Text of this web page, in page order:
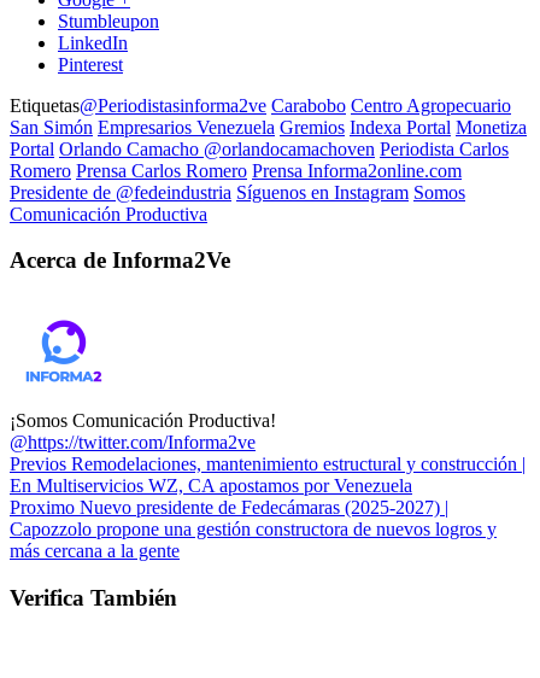
Stumbleupon
LinkedIn
Pinterest
Etiquetas@Periodistasinforma2ve Carabobo Centro Agropecuario
San Simón Empresarios Venezuela Gremios Indexa Portal Monetiza
Portal Orlando Camacho @orlandocamachoven Periodista Carlos
Romero Prensa Carlos Romero Prensa Informa2online.com
Presidente de @fedeindustria Síguenos en Instagram Somos
Comunicación Productiva
Acerca de Informa2Ve
¡Somos Comunicación Productiva!
@https://twitter.com/Informa2ve
Previos Remodelaciones, mantenimiento estructural y construcción |
En Multiservicios WZ, CA apostamos por Venezuela
Proximo Nuevo presidente de Fedecámaras (2025-2027) |
Capozzolo propone una gestión constructora de nuevos logros y
más cercana a la gente
Verifica También